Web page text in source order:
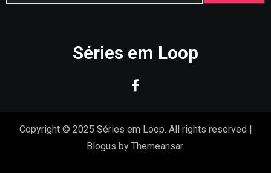
Séries em Loop
Copyright © 2025 Séries em Loop. All rights reserved |
Blogus by Themeansar.